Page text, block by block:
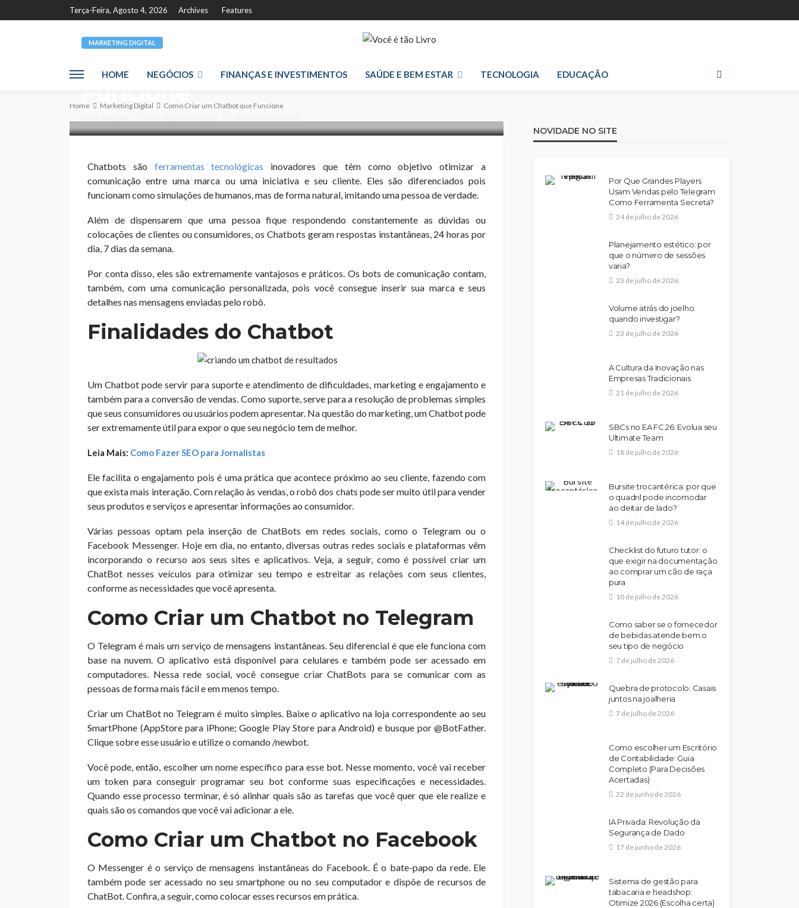
Terça-Feira, Agosto 4, 2026 Archives Features
HOME NEGÓCIOS FINANÇAS E INVESTIMENTOS SAÚDE E BEM ESTAR TECNOLOGIA EDUCAÇÃO
Home Marketing Digital Como Criar um Chatbot que Funcione
MARKETING DIGITAL
Como Criar um Chatbot que
Chatbots são ferramentas tecnológicas inovadores que têm como objetivo otimizar a
comunicação entre uma marca ou uma iniciativa e seu cliente. Eles são diferenciados pois
funcionam como simulações de humanos, mas de forma natural, imitando uma pessoa de verdade.
Além de dispensarem que uma pessoa fique respondendo constantemente as dúvidas ou
colocações de clientes ou consumidores, os Chatbots geram respostas instantâneas, 24 horas por
dia, 7 dias da semana.
Por conta disso, eles são extremamente vantajosos e práticos. Os bots de comunicação contam,
também, com uma comunicação personalizada, pois você consegue inserir sua marca e seus
detalhes nas mensagens enviadas pelo robô.
Finalidades do Chatbot
Um Chatbot pode servir para suporte e atendimento de dificuldades, marketing e engajamento e
também para a conversão de vendas. Como suporte, serve para a resolução de problemas simples
que seus consumidores ou usuários podem apresentar. Na questão do marketing, um Chatbot pode
ser extremamente útil para expor o que seu negócio tem de melhor.
Leia Mais: Como Fazer SEO para Jornalistas
Ele facilita o engajamento pois é uma prática que acontece próximo ao seu cliente, fazendo com
que exista mais interação. Com relação às vendas, o robô dos chats pode ser muito útil para vender
seus produtos e serviços e apresentar informações ao consumidor.
Várias pessoas optam pela inserção de ChatBots em redes sociais, como o Telegram ou o
Facebook Messenger. Hoje em dia, no entanto, diversas outras redes sociais e plataformas vêm
incorporando o recurso aos seus sites e aplicativos. Veja, a seguir, como é possível criar um
ChatBot nesses veículos para otimizar seu tempo e estreitar as relações com seus clientes,
conforme as necessidades que você apresenta.
Como Criar um Chatbot no Telegram
O Telegram é mais um serviço de mensagens instantâneas. Seu diferencial é que ele funciona com
base na nuvem. O aplicativo está disponível para celulares e também pode ser acessado em
computadores. Nessa rede social, você consegue criar ChatBots para se comunicar com as
pessoas de forma mais fácil e em menos tempo.
Criar um ChatBot no Telegram é muito simples. Baixe o aplicativo na loja correspondente ao seu
SmartPhone (AppStore para iPhone; Google Play Store para Android) e busque por @BotFather.
Clique sobre esse usuário e utilize o comando /newbot.
Você pode, então, escolher um nome específico para esse bot. Nesse momento, você vai receber
um token para conseguir programar seu bot conforme suas especificações e necessidades.
Quando esse processo terminar, é só alinhar quais são as tarefas que você quer que ele realize e
quais são os comandos que você vai adicionar a ele.
Como Criar um Chatbot no Facebook
O Messenger é o serviço de mensagens instantâneas do Facebook. É o bate-papo da rede. Ele
também pode ser acessado no seu smartphone ou no seu computador e dispõe de recursos de
ChatBot. Confira, a seguir, como colocar esses recursos em prática.
NOVIDADE NO SITE
Por Que Grandes Players
Usam Vendas pelo Telegram
Como Ferramenta Secreta?
24 de julho de 2026
Planejamento estético: por
que o número de sessões
varia?
23 de julho de 2026
Volume atrás do joelho:
quando investigar?
23 de julho de 2026
A Cultura da Inovação nas
Empresas Tradicionais
21 de julho de 2026
SBCs no EA FC 26: Evolua seu
Ultimate Team
18 de julho de 2026
Bursite trocantérica: por que
o quadril pode incomodar
ao deitar de lado?
14 de julho de 2026
Checklist do futuro tutor: o
que exigir na documentação
ao comprar um cão de raça
pura
10 de julho de 2026
Como saber se o fornecedor
de bebidas atende bem o
seu tipo de negócio
7 de julho de 2026
Quebra de protocolo: Casais
juntos na joalheria
7 de julho de 2026
Como escolher um Escritório
de Contabilidade: Guia
Completo (Para Decisões
Acertadas)
22 de junho de 2026
IA Privada: Revolução da
Segurança de Dado
17 de junho de 2026
Sistema de gestão para
tabacaria e headshop:
Otimize 2026 (Escolha certa)